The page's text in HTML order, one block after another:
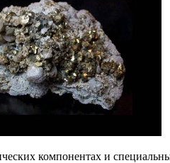
компонентах и